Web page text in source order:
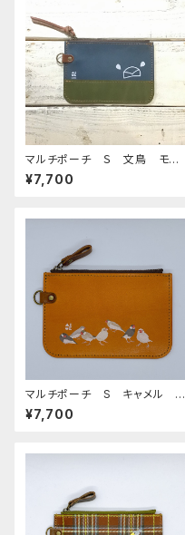
マルチポーチ Ｓ 文鳥 モノト
ーン ネイビー ぶんちょう
ブンチョウ
¥7,700
マルチポーチ S キャメル 文
鳥 白文鳥 桜文鳥 シナモン
文鳥 シルバー文鳥 ブンチョ
¥7,700